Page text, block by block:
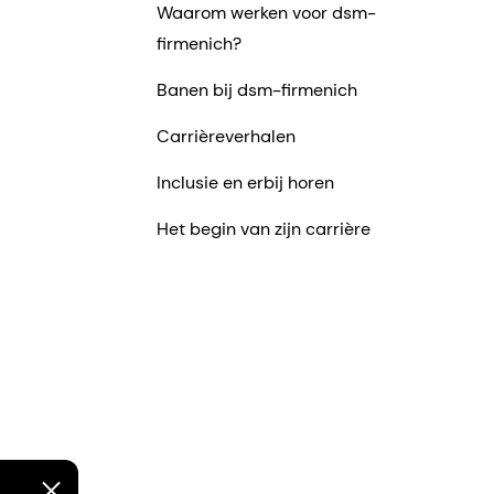
Waarom werken voor dsm-
firmenich?
Banen bij dsm-firmenich
Carrièreverhalen
Inclusie en erbij horen
Het begin van zijn carrière